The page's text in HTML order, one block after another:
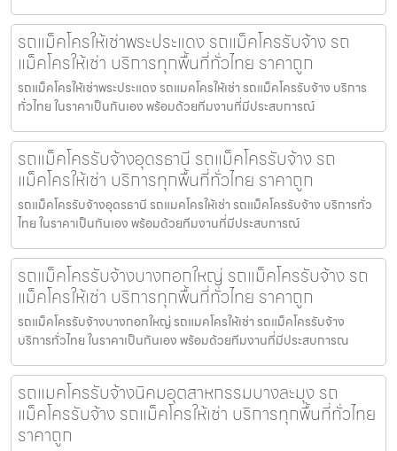
รถแม็คโครให้เช่าพระประแดง รถแม็คโครรับจ้าง รถ
แม็คโครให้เช่า บริการทุกพื้นที่ทั่วไทย ราคาถูก
รถแม็คโครให้เช่าพระประแดง รถแมคโครให้เช่า รถแม็คโครรับจ้าง บริการ
ทั่วไทย ในราคาเป็นกันเอง พร้อมด้วยทีมงานที่มีประสบการณ์
รถแม็คโครรับจ้างอุดรธานี รถแม็คโครรับจ้าง รถ
แม็คโครให้เช่า บริการทุกพื้นที่ทั่วไทย ราคาถูก
รถแม็คโครรับจ้างอุดรธานี รถแมคโครให้เช่า รถแม็คโครรับจ้าง บริการทั่ว
ไทย ในราคาเป็นกันเอง พร้อมด้วยทีมงานที่มีประสบการณ์
รถแม็คโครรับจ้างบางกอกใหญ่ รถแม็คโครรับจ้าง รถ
แม็คโครให้เช่า บริการทุกพื้นที่ทั่วไทย ราคาถูก
รถแม็คโครรับจ้างบางกอกใหญ่ รถแมคโครให้เช่า รถแม็คโครรับจ้าง
บริการทั่วไทย ในราคาเป็นกันเอง พร้อมด้วยทีมงานที่มีประสบการณ
รถแมคโครรับจ้างนิคมอุตสาหกรรมบางละมุง รถ
แม็คโครรับจ้าง รถแม็คโครให้เช่า บริการทุกพื้นที่ทั่วไทย
ราคาถูก